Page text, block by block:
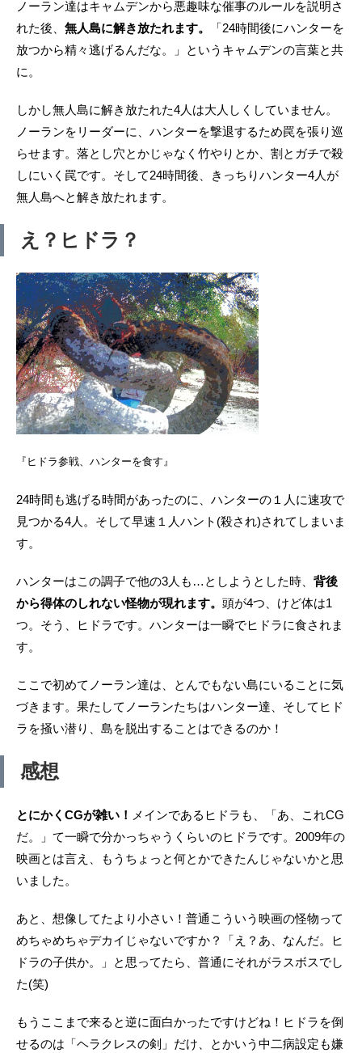
ノーラン達はキャムデンから悪趣味な催事のルールを説明さ
れた後、 無人島に解き放たれます。
「24時間後にハンターを
放つから精々逃げるんだな。」というキャムデンの言葉と共
に。
しかし無人島に解き放たれた4人は大人しくしていません。
ノーランをリーダーに、ハンターを撃退するため罠を張り巡
らせます。落とし穴とかじゃなく竹やりとか、割とガチで殺
しにいく罠です。そして24時間後、きっちりハンター4人が
無人島へと解き放たれます。
え？ヒドラ？
『ヒドラ参戦、ハンターを食す』
24時間も逃げる時間があったのに、ハンターの１人に速攻で
見つかる4人。そして早速１人ハント(殺され)されてしまいま
す。
ハンターはこの調子で他の3人も…としようとした時、 背後
から得体のしれない怪物が現れます。 頭が4つ、けど体は1
つ。そう、ヒドラです。ハンターは一瞬でヒドラに食されま
す。
ここで初めてノーラン達は、とんでもない島にいることに気
づきます。果たしてノーランたちはハンター達、そしてヒド
ラを掻い潜り、島を脱出することはできるのか！
感想
とにかくCGが雑い！ メインであるヒドラも、「あ、これCG
だ。」て一瞬で分かっちゃうくらいのヒドラです。2009年の
映画とは言え、もうちょっと何とかできたんじゃないかと思
いました。
あと、想像してたより小さい！普通こういう映画の怪物って
めちゃめちゃデカイじゃないですか？「え？あ、なんだ。ヒ
ドラの子供か。」と思ってたら、普通にそれがラスボスでし
た(笑)
もうここまで来ると逆に面白かったですけどね！ヒドラを倒
せるのは「ヘラクレスの剣」だけ、とかいう中二病設定も嫌